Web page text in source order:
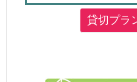
貸切プラ